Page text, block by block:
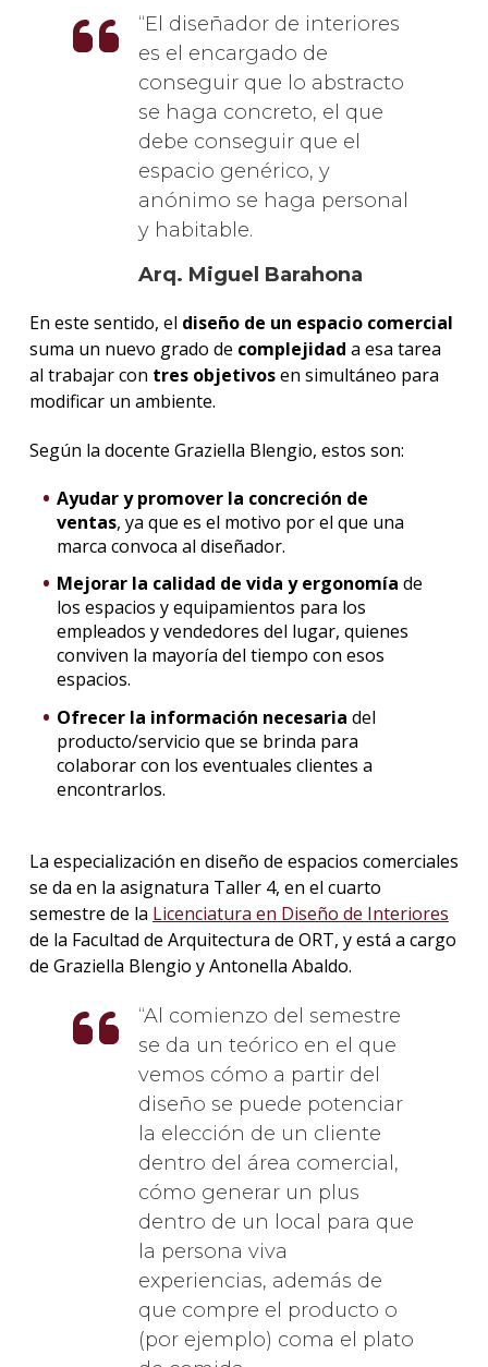
El diseñador de interiores
es el encargado de
conseguir que lo abstracto
se haga concreto, el que
debe conseguir que el
espacio genérico, y
anónimo se haga personal
y habitable.
Arq. Miguel Barahona
En este sentido, el diseño de un espacio comercial
suma un nuevo grado de complejidad a esa tarea
al trabajar con tres objetivosen simultáneo para
modificar un ambiente.
Según la docente Graziella Blengio, estos son:
Ayudar y promover la concreción de
ventas, ya que es el motivo por el que una
marca convoca al diseñador.
Mejorar la calidad de vida y ergonomía de
los espacios y equipamientos para los
empleados y vendedores del lugar, quienes
conviven la mayoría del tiempo con esos
espacios.
Ofrecer la información necesaria del
producto/servicio que se brinda para
colaborar con los eventuales clientes a
encontrarlos.
La especialización en diseño de espacios comerciales
se da en la asignatura Taller 4, en el cuarto
semestre de la Licenciatura en Diseño de Interiores
de la Facultad de Arquitectura de ORT, y está a cargo
de Graziella Blengio y Antonella Abaldo.
Al comienzo del semestre
se da un teórico en el que
vemos cómo a partir del
diseño se puede potenciar
la elección de un cliente
dentro del área comercial,
cómo generar un plus
dentro de un local para que
la persona viva
experiencias, además de
que compre el producto o
(por ejemplo) coma el plato